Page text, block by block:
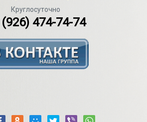
Круглосуточно
474-74-74